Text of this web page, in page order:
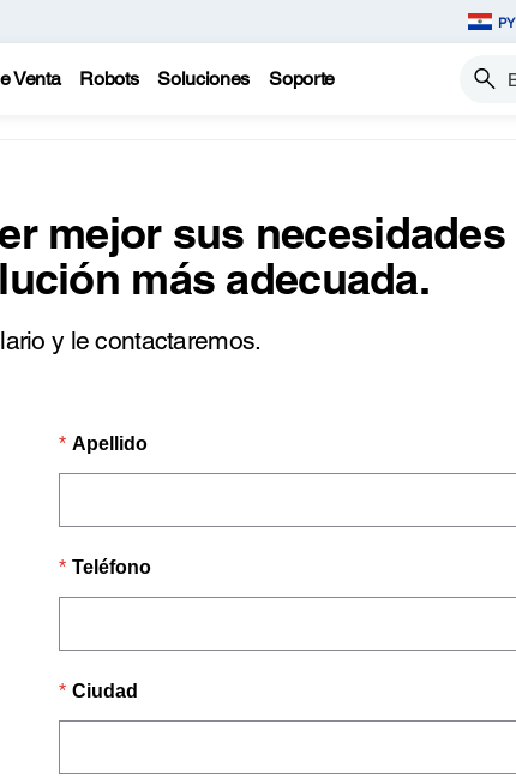
PY
Venta Robots Soluciones Soporte Buscar
mejor sus necesidades
más adecuada.
y le contactaremos.